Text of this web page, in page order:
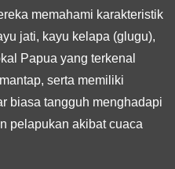
memahami karakteristik
jati, kayu kelapa (glugu),
Papua yang terkenal
serta memiliki
biasa tangguh menghadapi
pelapukan akibat cuaca